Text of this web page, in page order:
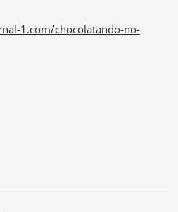
1.com/chocolatando-no-